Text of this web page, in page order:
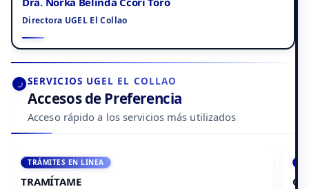
Directora UGEL El Collao
SERVICIOS UGEL EL COLLAO
Accesos de Preferencia
Acceso rápido a los servicios más utilizados
ACCEDE A AULA VIRTUAL
CAMPUS VIRTUAL